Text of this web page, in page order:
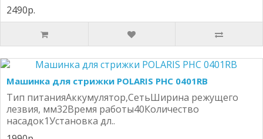
2490р.
Машинка для стрижки POLARIS PHС 0401RB
Тип питанияАккумулятор,СетьШирина режущего
лезвия, мм32Время работы40Количество
насадок1Установка дл..